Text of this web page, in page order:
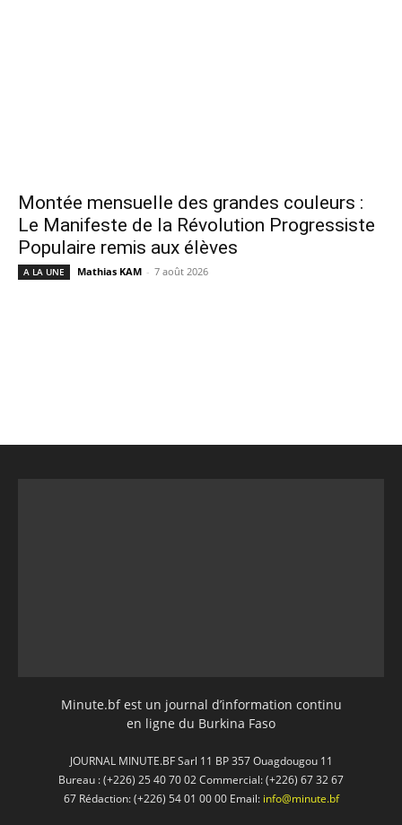
Montée mensuelle des grandes couleurs :
Le Manifeste de la Révolution Progressiste
Populaire remis aux élèves
A LA UNE Mathias KAM - 7 août 2026
Minute.bf est un journal d’information continu
en ligne du Burkina Faso
JOURNAL MINUTE.BF Sarl 11 BP 357 Ouagdougou 11
Bureau : (+226) 25 40 70 02 Commercial: (+226) 67 32 67
67 Rédaction: (+226) 54 01 00 00 Email: info@minute.bf